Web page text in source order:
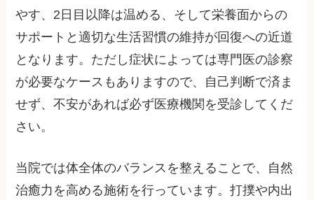
やす、2日目以降は温める、そして栄養面からの
サポートと適切な生活習慣の維持が回復への近道
となります。ただし症状によっては専門医の診察
が必要なケースもありますので、自己判断で済ま
せず、不安があれば必ず医療機関を受診してくだ
さい。
当院では体全体のバランスを整えることで、自然
治癒力を高める施術を行っています。打撲や内出